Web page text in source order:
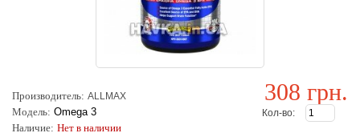
Производитель: ALLMAX
Модель: Omega 3
Наличие: Нет в наличии
308 грн.
Кол-во: